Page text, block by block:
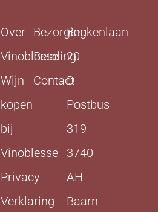
Over
Vinoblesse
Wijn
kopen
bij
Vinoblesse
Privacy
Verklaring
Bezorging
Betaling
Contact
Beukenlaan
20
D
Postbus
319
3740
AH
Baarn